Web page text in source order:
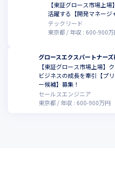
【東証グロース市場上
活躍する【開発マネージ
テックリード
東京都
年収 : 600-900
グロースエクスパートナー
【東証グロース市場上場】
ビジネスの成長を牽引【プ
ー候補】募集！
セールスエンジニア
東京都
年収 : 600-900万円